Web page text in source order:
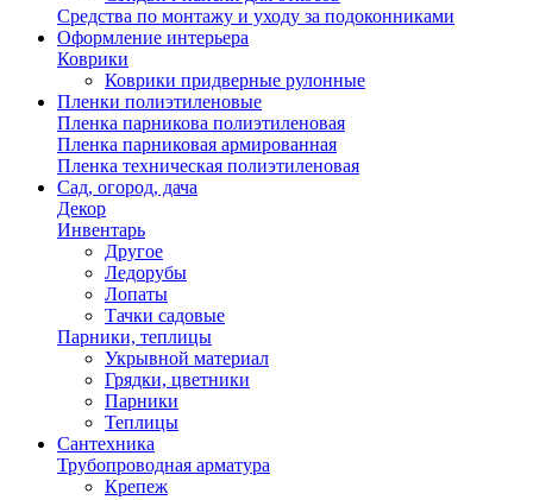
Средства по монтажу и уходу за подоконниками
Оформление интерьера
Коврики
Коврики придверные рулонные
Пленки полиэтиленовые
Пленка парникова полиэтиленовая
Пленка парниковая армированная
Пленка техническая полиэтиленовая
Сад, огород, дача
Декор
Инвентарь
Другое
Ледорубы
Лопаты
Тачки садовые
Парники, теплицы
Укрывной материал
Грядки, цветники
Парники
Теплицы
Сантехника
Трубопроводная арматура
Крепеж